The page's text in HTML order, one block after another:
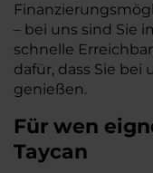
– bei uns sind Sie
schnelle
dafür, dass Sie bei
genießen.
Für wen
Taycan